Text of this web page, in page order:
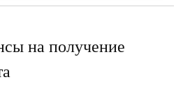
на получение